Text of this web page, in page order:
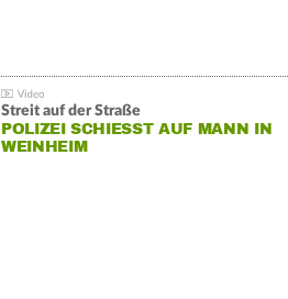
Streit auf der Straße
POLIZEI SCHIESST AUF MANN IN W
EINHEIM